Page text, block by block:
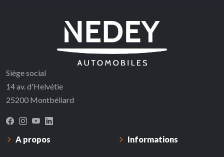
Siège social
14 av. d'Helvétie
25200 Montbéliard
A propos Informations